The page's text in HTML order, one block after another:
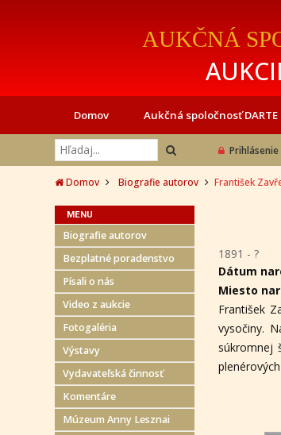
AUKČNÁ
Domov Aukčná spoločnosť DARTE
Prihlásenie
Domov Biografie autorov František
MENU
Biografie autorov
Bezplatné poradenstvo
Písali o nás
Video z aukcie
Fotogaléria
Výstavy
Vydavateľská činnosť
Komentáre
Múzeum Anny Lesznai
1891 - ?
Dátum
Miesto
František
vysočiny.
súkromnej